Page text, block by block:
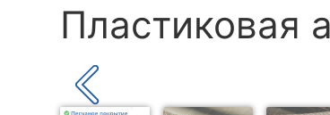
Пластиковая